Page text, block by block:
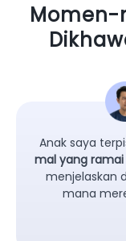
Momen-
Anak saya
mal yang ramai
menjelaskan
mana